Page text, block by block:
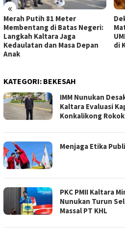
«
Merah Putih 81 Meter
Membentang di Batas Negeri:
Langkah Kaltara Jaga
Kedaulatan dan Masa Depan
Anak
di
KATEGORI: BEKESAH
IMM Nunukan
Kaltara Evaluasi
Konkalikong
Menjaga Etika
PKC PMII Kaltara
Nunukan Turun
Massal PT KHL